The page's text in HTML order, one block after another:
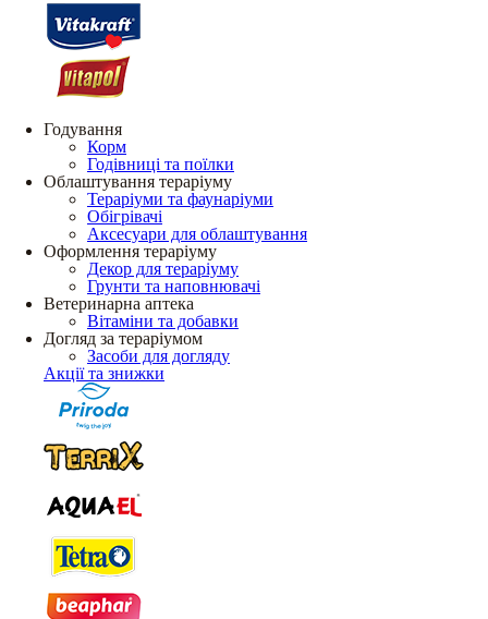
Годування
Корм
Годівниці та поїлки
Облаштування тераріуму
Тераріуми та фаунаріуми
Обігрівачі
Аксесуари для облаштування
Оформлення тераріуму
Декор для тераріуму
Грунти та наповнювачі
Ветеринарна аптека
Вітаміни та добавки
Догляд за тераріумом
Засоби для догляду
Акції та знижки